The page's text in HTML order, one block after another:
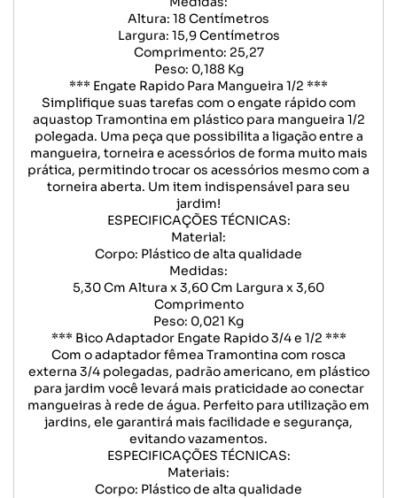
Altura: 18 Centímetros
Largura: 15,9 Centímetros
Comprimento: 25,27
Peso: 0,188 Kg
*** Engate Rapido Para Mangueira 1/2 ***
Simplifique suas tarefas com o engate rápido com
aquastop Tramontina em plástico para mangueira 1/2
polegada. Uma peça que possibilita a ligação entre a
mangueira, torneira e acessórios de forma muito mais
prática, permitindo trocar os acessórios mesmo com a
torneira aberta. Um item indispensável para seu
jardim!
ESPECIFICAÇÕES TÉCNICAS:
Material:
Corpo: Plástico de alta qualidade
Medidas:
5,30 Cm Altura x 3,60 Cm Largura x 3,60
Comprimento
Peso: 0,021 Kg
*** Bico Adaptador Engate Rapido 3/4 e 1/2 ***
Com o adaptador fêmea Tramontina com rosca
externa 3/4 polegadas, padrão americano, em plástico
para jardim você levará mais praticidade ao conectar
mangueiras à rede de água. Perfeito para utilização em
jardins, ele garantirá mais facilidade e segurança,
evitando vazamentos.
ESPECIFICAÇÕES TÉCNICAS:
Materiais:
Corpo: Plástico de alta qualidade